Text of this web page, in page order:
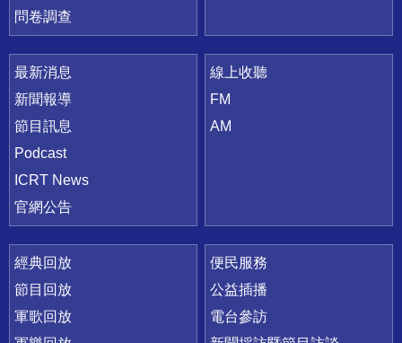
問卷調查
最新消息
新聞報導
節目訊息
Podcast
ICRT News
官網公告
線上收聽
FM
AM
經典回放
節目回放
軍歌回放
便民服務
公益插播
電台參訪